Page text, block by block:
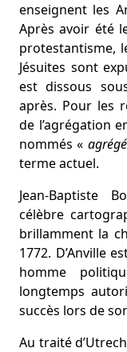
enseignent les
Après avoir été
protestantisme,
Jésuites sont
est dissous
après. Pour les
de l’agrégation
nommés «
terme actuel.
Jean-Baptiste
célèbre
brillamment la
1772. D’Anville
homme
longtemps
succès lors de
Au traité